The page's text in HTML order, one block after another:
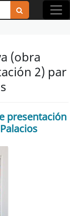
(obra
2) par
presentación